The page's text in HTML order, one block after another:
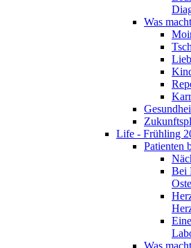
Was
Life - Frühling
Patienten
Bei
Was